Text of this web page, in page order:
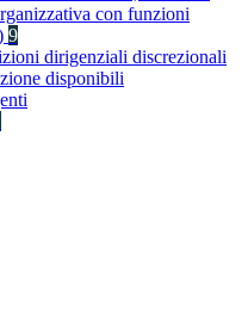
con funzioni
9
dirigenziali discrezionali
disponibili